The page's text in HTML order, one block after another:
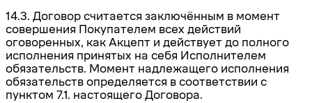
14.3. Договор считается заключённым в момент
совершения Покупателем всех действий
оговоренных, как Акцепт и действует до полного
исполнения принятых на себя Исполнителем
обязательств. Момент надлежащего исполнения
обязательств определяется в соответствии с
пунктом 7.1. настоящего Договора.